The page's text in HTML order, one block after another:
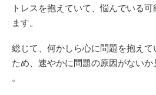
トレスを抱えていて、悩んでいる
ます。
総じて、何かしら心に問題を抱え
ため、速やかに問題の原因がない
。